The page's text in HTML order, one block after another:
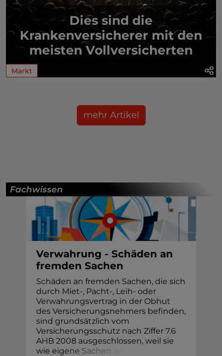
Dies sind die
Krankenversicherer mit den
meisten Vollversicherten
Markt
mehr Artikel
Fachwissen
Verwahrung - Schäden an
fremden Sachen
Schäden an fremden Sachen, die sich
durch Miet-, Pacht-, Leih- oder
Verwahrungsvertrag in der Obhut
des Versicherungsnehmers befinden,
sind grundsätzlich vom
Versicherungsschutz nach Ziffer 7.6
AHB 2008 ausgeschlossen, weil sie
wie eigene Sachen